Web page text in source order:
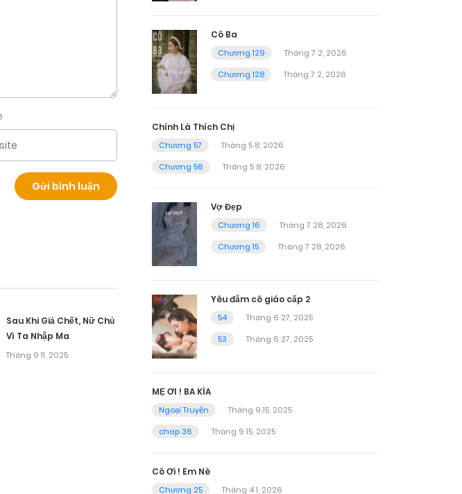
chừ, và điều cậu
Sau Khi Giả Chết, Nữ Chủ
Vì Ta Nhập Ma
Tháng 9 11, 2025
Cô Ba
Chương 129
Tháng 7 2, 2026
Chương 128
Tháng 7 2, 2026
Chính Là Thích Chị
Chương 57
Tháng 5 8, 2026
Chương 56
Tháng 5 8, 2026
Vợ Đẹp
Chương 16
Tháng 7 28, 2026
Chương 15
Tháng 7 28, 2026
Yêu đắm cô giáo cấp 2
54
Tháng 6 27, 2025
53
Tháng 6 27, 2025
MẸ ƠI ! BA KÌA
Ngoại Truyện
Tháng 9 15, 2025
chap 36
Tháng 9 15, 2025
Cô Ơi ! Em Nè
Chương 25 Tháng 4 1, 2026